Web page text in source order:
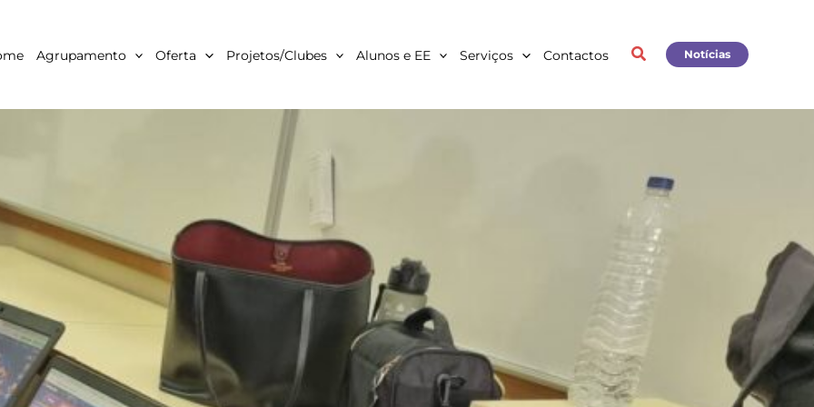
Agrupamento Oferta Projetos/Clubes Alunos e EE Serviços Contactos Notícias